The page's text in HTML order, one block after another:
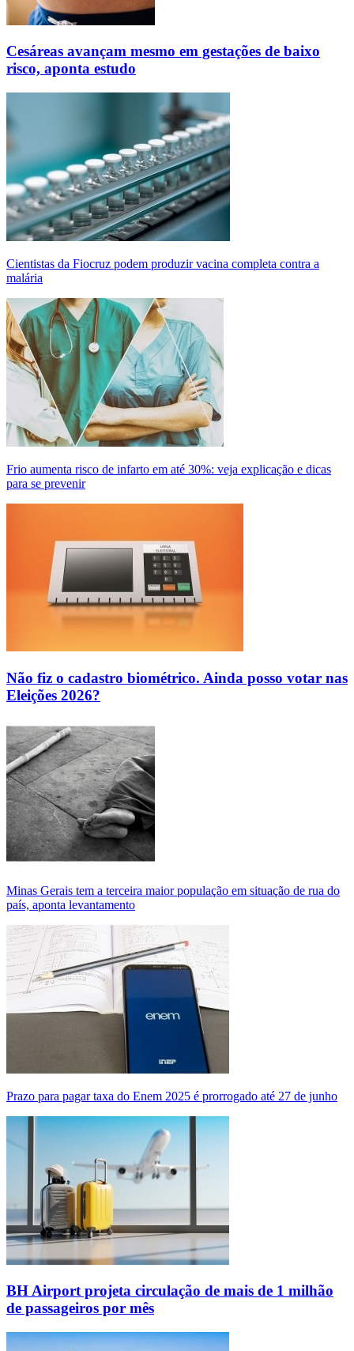
Cesáreas avançam mesmo em gestações de baixo
risco, aponta estudo
Cientistas da Fiocruz podem produzir vacina completa contra a
malária
Frio aumenta risco de infarto em até 30%: veja explicação e dicas
para se prevenir
Não fiz o cadastro biométrico. Ainda posso votar nas
Eleições 2026?
Minas Gerais tem a terceira maior população em situação de rua do
país, aponta levantamento
Prazo para pagar taxa do Enem 2025 é prorrogado até 27 de junho
BH Airport projeta circulação de mais de 1 milhão
de passageiros por mês